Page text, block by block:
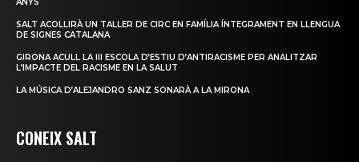
SALT ACOLLIRÀ UN TALLER DE CIRC EN FAMÍLIA ÍNTEGRAMENT EN LLENGUA
DE SIGNES CATALANA
GIRONA ACULL LA III ESCOLA D’ESTIU D’ANTIRACISME PER ANALITZAR
L’IMPACTE DEL RACISME EN LA SALUT
LA MÚSICA D’ALEJANDRO SANZ SONARÀ A LA MIRONA
CONEIX SALT